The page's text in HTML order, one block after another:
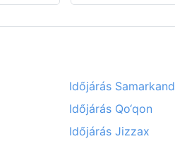
Időjárás Samarkand
Időjárás Qo‘qon
Időjárás Jizzax